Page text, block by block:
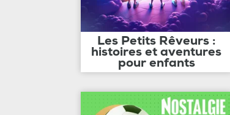
Les Petits Rêveurs :
histoires et aventures
pour enfants